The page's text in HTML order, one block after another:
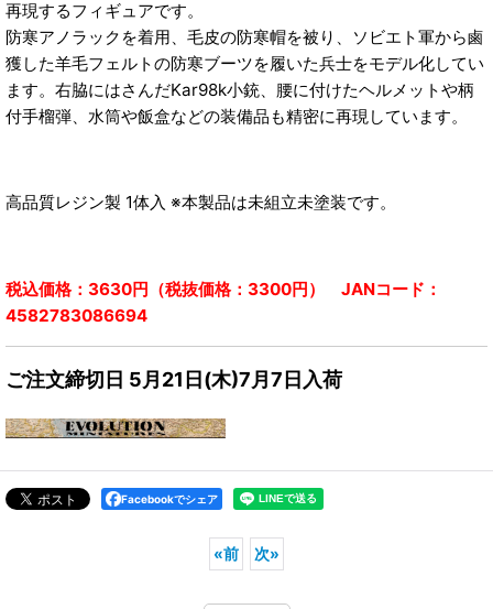
再現するフィギュアです。
防寒アノラックを着用、毛皮の防寒帽を被り、ソビエト軍から鹵
獲した羊毛フェルトの防寒ブーツを履いた兵士をモデル化してい
ます。右脇にはさんだKar98k小銃、腰に付けたヘルメットや柄
付手榴弾、水筒や飯盒などの装備品も精密に再現しています。
高品質レジン製 1体入 ※本製品は未組立未塗装です。
税込価格：3630円（税抜価格：3300円） JANコード：
4582783086694
ご注文締切日 5月21日(木)7月7日入荷
Facebookでシェア
«前 次»